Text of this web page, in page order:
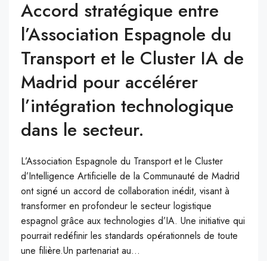
Accord stratégique entre
l’Association Espagnole du
Transport et le Cluster IA de
Madrid pour accélérer
l’intégration technologique
dans le secteur.
L’Association Espagnole du Transport et le Cluster
d’Intelligence Artificielle de la Communauté de Madrid
ont signé un accord de collaboration inédit, visant à
transformer en profondeur le secteur logistique
espagnol grâce aux technologies d’IA. Une initiative qui
pourrait redéfinir les standards opérationnels de toute
une filière.Un partenariat au...